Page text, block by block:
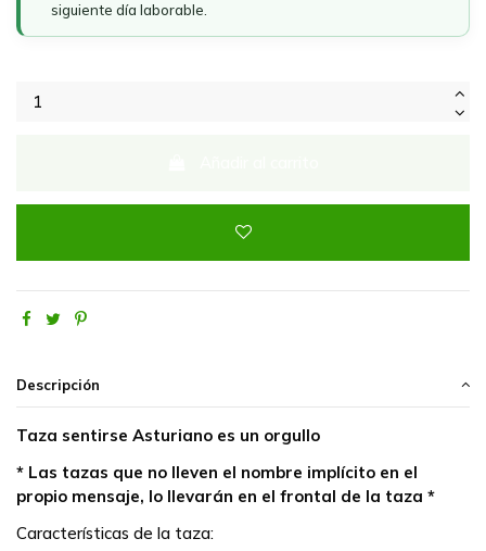
siguiente día laborable.
Descripción
Taza sentirse Asturiano es un orgullo
* Las tazas que no lleven el nombre implícito en el
propio mensaje, lo llevarán en el frontal de la taza *
Características de la taza: